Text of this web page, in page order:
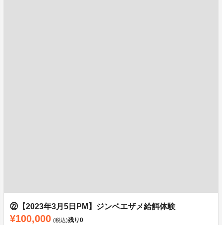
㉒【2023年3月5日PM】ジンベエザメ給餌体験
¥100,000 (税込)残り0